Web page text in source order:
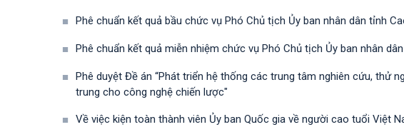
Phê chuẩn kết quả bầu chức vụ Phó Chủ tịch Ủy ban nhân dân tỉnh
Phê chuẩn kết quả miễn nhiệm chức vụ Phó Chủ tịch Ủy ban nhân
Phê duyệt Đề án “Phát triển hệ thống các trung tâm nghiên cứu, thử
trung cho công nghệ chiến lược"
Về việc kiện toàn thành viên Ủy ban Quốc gia về người cao tuổi Việt